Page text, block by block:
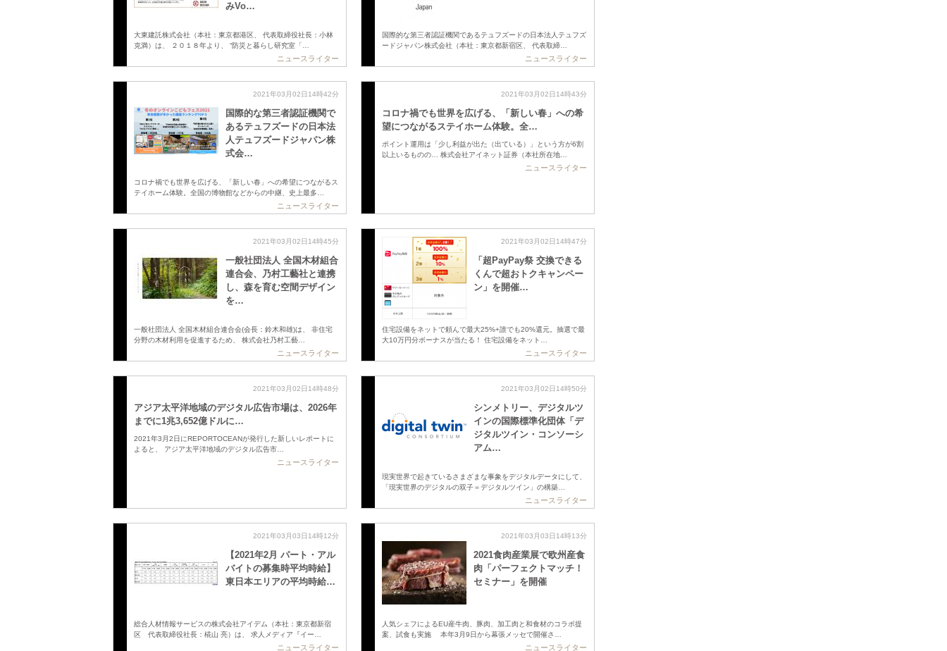
みVo…
大東建託株式会社（本社：東京都港区、 代表取締役社長：小林
克満）は、 ２０１８年より、 “防災と暮らし研究室「…
ニュースライター
国際的な第三者認証機関であるテュフズードの日本法人テュフズ
ードジャパン株式会社（本社：東京都新宿区、 代表取締…
ニュースライター
2021年03月02日14時42分
国際的な第三者認証機関で
あるテュフズードの日本法
人テュフズードジャパン株
式会…
コロナ禍でも世界を広げる、「新しい春」への希望につながるス
テイホーム体験。全国の博物館などからの中継、史上最多…
ニュースライター
2021年03月02日14時43分
コロナ禍でも世界を広げる、「新しい春」への希
望につながるステイホーム体験。全…
ポイント運用は「少し利益が出た（出ている）」という方が6割
以上いるものの… 株式会社アイネット証券（本社所在地…
ニュースライター
2021年03月02日14時45分
一般社団法人 全国木材組合
連合会、乃村工藝社と連携
し、森を育む空間デザイン
を…
一般社団法人 全国木材組合連合会(会長：鈴木和雄)は、 非住宅
分野の木材利用を促進するため、 株式会社乃村工藝…
ニュースライター
2021年03月02日14時47分
「超PayPay祭 交換できる
くんで超おトクキャンペー
ン」を開催…
住宅設備をネットで頼んで最大25%+誰でも20%還元。抽選で最
大10万円分ボーナスが当たる！ 住宅設備をネット…
ニュースライター
2021年03月02日14時48分
アジア太平洋地域のデジタル広告市場は、2026年
までに1兆3,652億ドルに…
2021年3月2日にREPORTOCEANが発行した新しいレポートに
よると、 アジア太平洋地域のデジタル広告市…
ニュースライター
2021年03月02日14時50分
シンメトリー、デジタルツ
インの国際標準化団体「デ
ジタルツイン・コンソーシ
アム…
現実世界で起きているさまざまな事象をデジタルデータにして、
「現実世界のデジタルの双子＝デジタルツイン」の構築…
ニュースライター
2021年03月03日14時12分
【2021年2月 パート・アル
バイトの募集時平均時給】
東日本エリアの平均時給…
総合人材情報サービスの株式会社アイデム（本社：東京都新宿
区 代表取締役社長：椛山 亮）は、 求人メディア『イー…
ニュースライター
2021年03月03日14時13分
2021食肉産業展で欧州産食
肉「パーフェクトマッチ！
セミナー」を開催
人気シェフによるEU産牛肉、豚肉、加工肉と和食材のコラボ提
案、試食も実施 本年3月9日から幕張メッセで開催さ…
ニュースライター